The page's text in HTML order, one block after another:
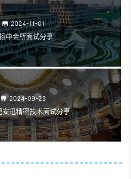
2024-11-01
中金所面试分享
2024-09-23
安迅精密技术面试分享